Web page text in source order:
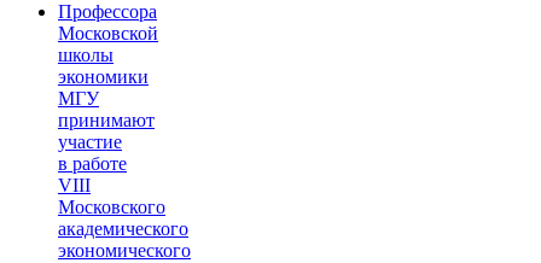
Профессора
Московской
школы
экономики
МГУ
принимают
участие
в работе
VIII
Московского
академического
экономического